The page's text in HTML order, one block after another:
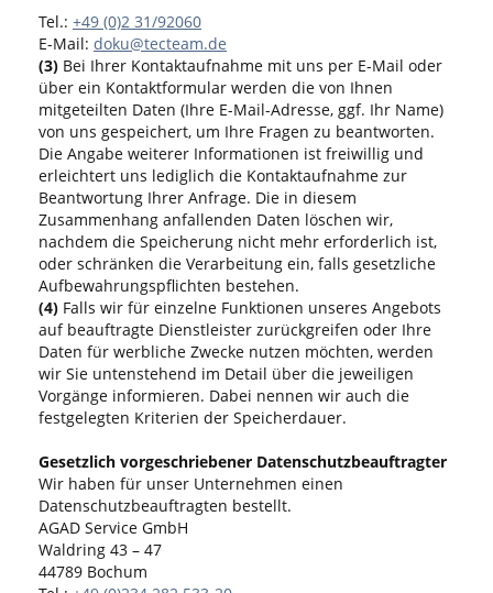
Tel.: +49 (0)2 31/92060
E-Mail: doku@tecteam.de
(3) Bei Ihrer Kontaktaufnahme mit uns per E-Mail oder
über ein Kontaktformular werden die von Ihnen
mitgeteilten Daten (Ihre E-Mail-Adresse, ggf. Ihr Name)
von uns gespeichert, um Ihre Fragen zu beantworten.
Die Angabe weiterer Informationen ist freiwillig und
erleichtert uns lediglich die Kontaktaufnahme zur
Beantwortung Ihrer Anfrage. Die in diesem
Zusammenhang anfallenden Daten löschen wir,
nachdem die Speicherung nicht mehr erforderlich ist,
oder schränken die Verarbeitung ein, falls gesetzliche
Aufbewahrungspflichten bestehen.
(4) Falls wir für einzelne Funktionen unseres Angebots
auf beauftragte Dienstleister zurückgreifen oder Ihre
Daten für werbliche Zwecke nutzen möchten, werden
wir Sie untenstehend im Detail über die jeweiligen
Vorgänge informieren. Dabei nennen wir auch die
festgelegten Kriterien der Speicherdauer.
Gesetzlich vorgeschriebener Datenschutzbeauftragter
Wir haben für unser Unternehmen einen
Datenschutzbeauftragten bestellt.
AGAD Service GmbH
Waldring 43 – 47
44789 Bochum